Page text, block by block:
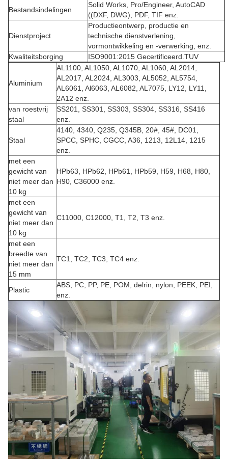
Bestandsindelingen
Solid Works, Pro/Engineer, AutoCAD
((DXF, DWG), PDF, TIF enz.
Dienstproject
Productieontwerp, productie en
technische dienstverlening,
vormontwikkeling en -verwerking, enz.
Kwaliteitsborging
ISO9001:2015 Gecertificeerd.TUV
Aluminium
AL1100, AL1050, AL1070, AL1060, AL2014,
AL2017, AL2024, AL3003, AL5052, AL5754,
AL6061, Al6063, AL6082, AL7075, LY12, LY11,
2A12 enz.
van roestvrij
staal
SS201, SS301, SS303, SS304, SS316, SS416
enz.
Staal
4140, 4340, Q235, Q345B, 20#, 45#, DC01,
SPCC, SPHC, CGCC, A36, 1213, 12L14, 1215
enz.
met een
gewicht van
niet meer dan
10 kg
HPb63, HPb62, HPb61, HPb59, H59, H68, H80,
H90, C36000 enz.
met een
gewicht van
niet meer dan
10 kg
C11000, C12000, T1, T2, T3 enz.
met een
breedte van
niet meer dan
15 mm
TC1, TC2, TC3, TC4 enz.
Plastic
ABS, PC, PP, PE, POM, delrin, nylon, PEEK, PEI,
enz.